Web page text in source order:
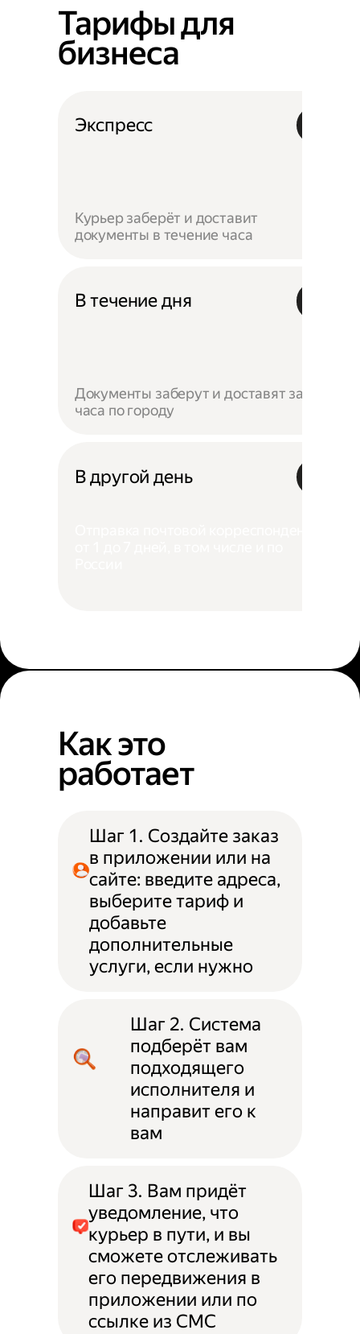
Тарифы для
бизнеса
Экспресс
Курьер заберёт и доставит
документы в течение часа
В течение дня
Документы заберут и доставят за 4
часа по городу
В другой день
Как это
работает
Шаг 1. Создайте заказ
в приложении или на
сайте: введите адреса,
выберите тариф и
добавьте
дополнительные
услуги, если нужно
Шаг 2. Система
подберёт вам
подходящего
исполнителя и
направит его к
вам
Шаг 3. Вам придёт
уведомление, что
курьер в пути, и вы
сможете отслеживать
его передвижения в
приложении или по
ссылке из СМС